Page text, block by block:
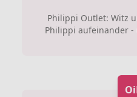
Philippi Outlet: Witz
Philippi aufeinander -